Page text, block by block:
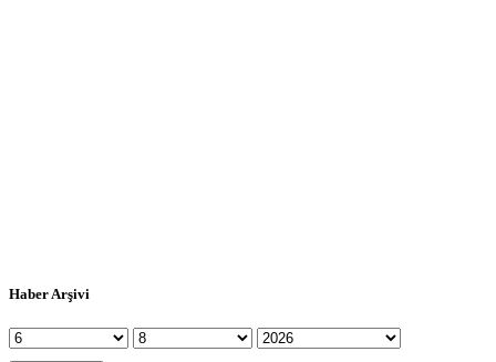
Haber Arşivi